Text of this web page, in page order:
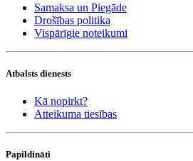
Samaksa un Piegāde
Drošības politika
Vispārīgie noteikumi
Atbalsts dienests
Kā nopirkt?
Atteikuma tiesības
Papildināti